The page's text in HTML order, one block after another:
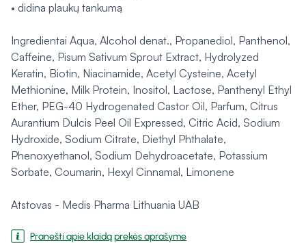
• didina plaukų tankumą
Ingredientai Aqua, Alcohol denat., Propanediol, Panthenol,
Caffeine, Pisum Sativum Sprout Extract, Hydrolyzed
Keratin, Biotin, Niacinamide, Acetyl Cysteine, Acetyl
Methionine, Milk Protein, Inositol, Lactose, Panthenyl Ethyl
Ether, PEG-40 Hydrogenated Castor Oil, Parfum, Citrus
Aurantium Dulcis Peel Oil Expressed, Citric Acid, Sodium
Hydroxide, Sodium Citrate, Diethyl Phthalate,
Phenoxyethanol, Sodium Dehydroacetate, Potassium
Sorbate, Coumarin, Hexyl Cinnamal, Limonene
Atstovas - Medis Pharma Lithuania UAB
Pranešti apie klaidą prekės aprašyme